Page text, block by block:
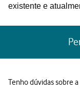
existente e
Tenho dúvidas sobre